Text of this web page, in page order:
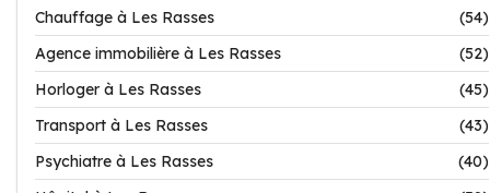
Chauffage à Les Rasses
(54)
Agence immobilière à Les Rasses
(52)
Horloger à Les Rasses
(45)
Transport à Les Rasses
(43)
Psychiatre à Les Rasses
(40)